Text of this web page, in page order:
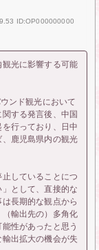
ID:OP000000000
光に影響する可能
ンド観光において
する発言後、中国
行っており、日中
鹿児島県内の観光
していることにつ
として、直接的な
長期的な観点から
（輸出先の）多角化
性があったと思う
出拡大の機会が失